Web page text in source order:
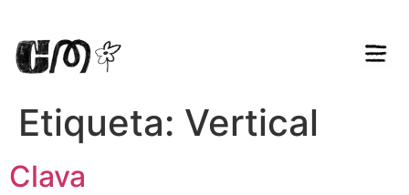
Etiqueta: Vertical
Clava